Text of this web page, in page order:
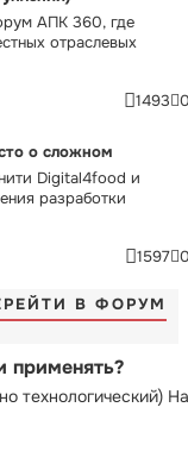
АПК 360, где
отраслевых
1493
о сложном
Digital4food и
разработки
1597
В ФОРУМ
применять?
технологический) На